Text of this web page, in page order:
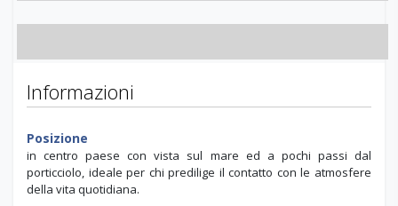
Informazioni
Posizione
in centro paese con vista sul mare ed a pochi passi dal
porticciolo, ideale per chi predilige il contatto con le atmosfere
della vita quotidiana.